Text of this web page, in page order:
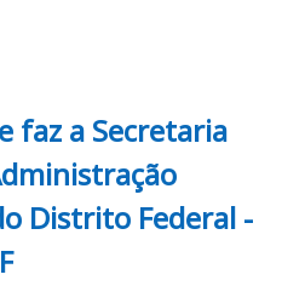
faz a Secretaria
Distrito Federal -